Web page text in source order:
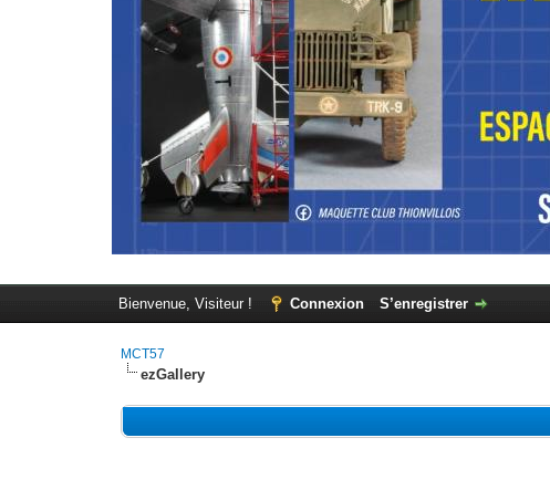
Bienvenue, Visiteur ! Connexion S’enregistrer
MCT57
ezGallery